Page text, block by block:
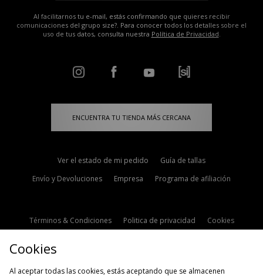
Al facilitarnos tu e-mail, estás confirmando que quieres recibir
comunicaciones del grupo size?. Para conocer todos los detalles sobre el
uso de tus datos, consulta nuestra Política de Privacidad
ENCUENTRA TU TIENDA MÁS CERCANA
Ver el estado de mi pedido
Guía de tallas
Envío y Devoluciones
Empresa Programa de afiliación
Términos & Condiciones Politica de privacidad
Cookies
Cookies
Al aceptar todas las cookies, estás aceptando que se almacenen